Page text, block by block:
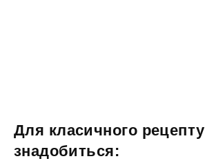
Для класичного рецепту
знадобиться: